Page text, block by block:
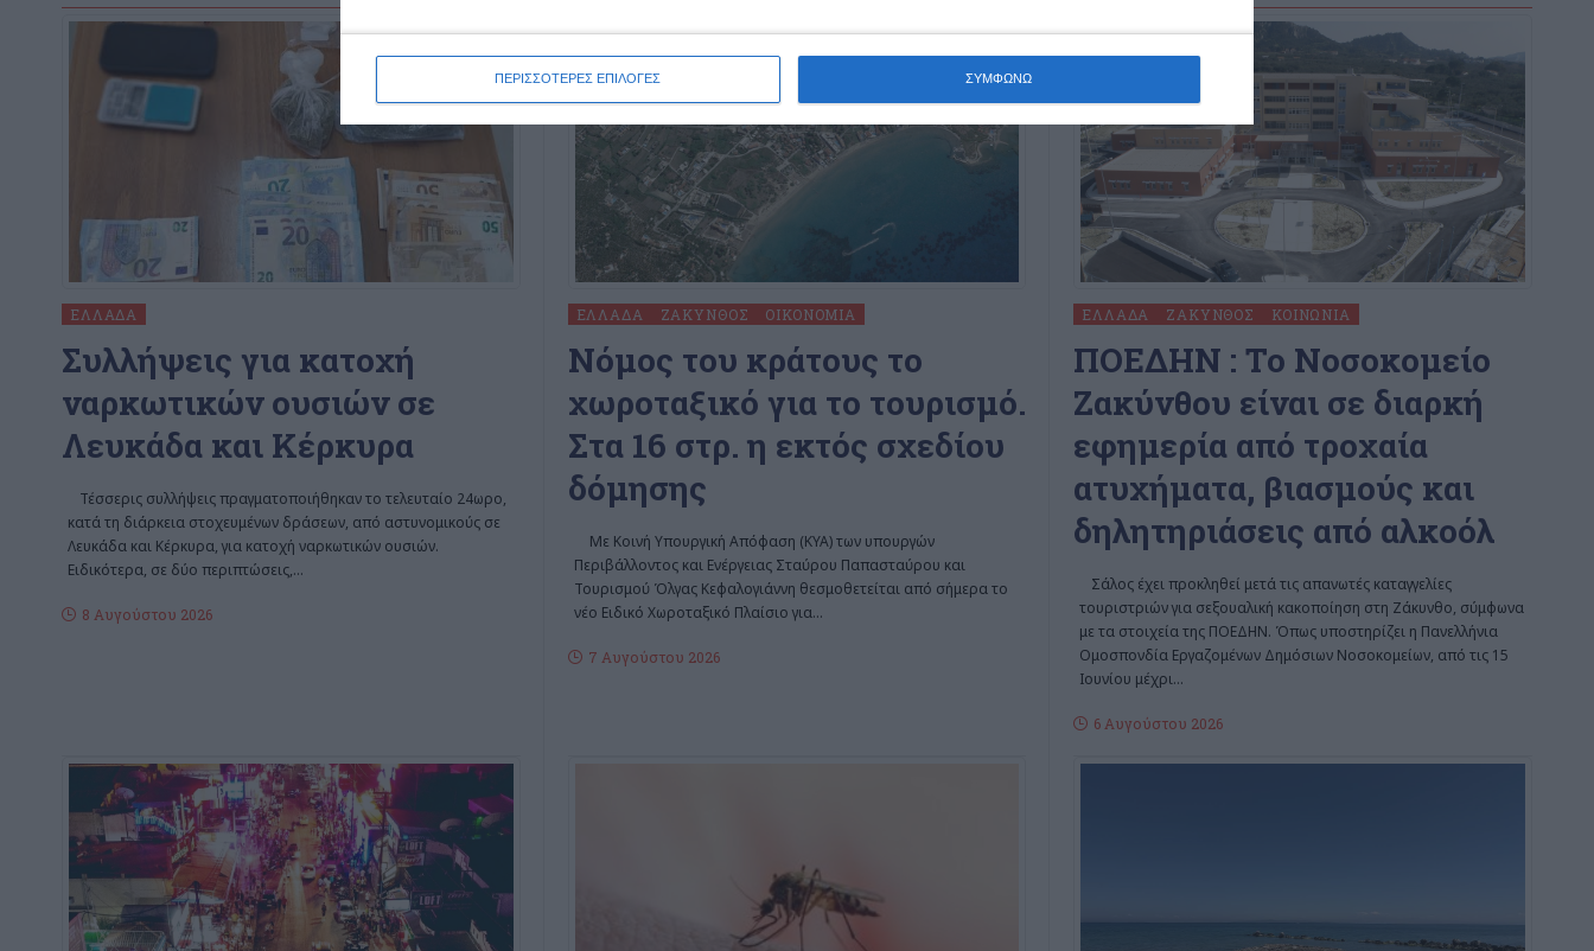
ΠΕΡΙΣΣΟΤΕΡΕΣ ΕΠΙΛΟΓΕΣ ΣΥΜΦΩΝΩ
ΕΛΛΆΔΑ
Συλλήψεις για κατοχή
ναρκωτικών ουσιών σε
Λευκάδα και Κέρκυρα
Τέσσερις συλλήψεις πραγματοποιήθηκαν το τελευταίο 24ωρο,
κατά τη διάρκεια στοχευμένων δράσεων, από αστυνομικούς σε
Λευκάδα και Κέρκυρα, για κατοχή ναρκωτικών ουσιών.
Ειδικότερα, σε δύο περιπτώσεις,…
8 Αυγούστου 2026
ΕΛΛΆΔΑ ΖΆΚΥΝΘΟΣ ΟΙΚΟΝΟΜΊΑ
Nόμος του κράτους το
χωροταξικό για το τουρισμό.
Στα 16 στρ. η εκτός σχεδίου
δόμησης
Με Κοινή Υπουργική Απόφαση (ΚΥΑ) των υπουργών
Περιβάλλοντος και Ενέργειας Σταύρου Παπασταύρου και
Τουρισμού Όλγας Κεφαλογιάννη θεσμοθετείται από σήμερα το
νέο Ειδικό Χωροταξικό Πλαίσιο για…
7 Αυγούστου 2026
ΕΛΛΆΔΑ ΖΆΚΥΝΘΟΣ ΚΟΙΝΩΝΊΑ
ΠΟΕΔΗΝ : To Νοσοκομείο
Ζακύνθου είναι σε διαρκή
εφημερία από τροχαία
ατυχήματα, βιασμούς και
δηλητηριάσεις από αλκοόλ
Σάλος έχει προκληθεί μετά τις απανωτές καταγγελίες
τουριστριών για σεξουαλική κακοποίηση στη Ζάκυνθο, σύμφωνα
με τα στοιχεία της ΠΟΕΔΗΝ. Όπως υποστηρίζει η Πανελλήνια
Ομοσπονδία Εργαζομένων Δημόσιων Νοσοκομείων, από τις 15
Ιουνίου μέχρι…
6 Αυγούστου 2026